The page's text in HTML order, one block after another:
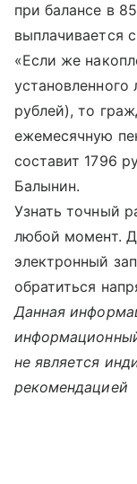
при балансе в
выплачивается
«Если же
рублей), то
ежемесячную
составит 1796
Балынин.
Узнать точный
любой момент.
электронный
обратиться
Данная
не является
рекомендацией